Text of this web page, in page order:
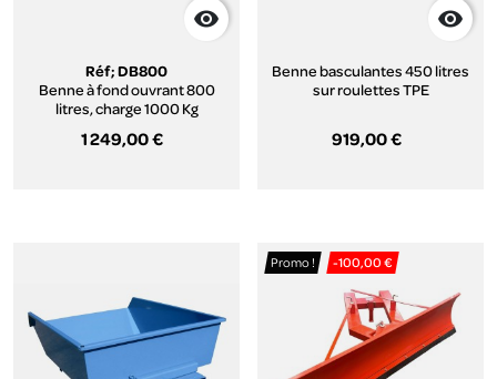

Réf; DB800
Benne à fond ouvrant 800
litres, charge 1000 Kg
1 249,00 €

Benne basculantes 450 litres
sur roulettes TPE
919,00 €
Promo ! -100,00 €